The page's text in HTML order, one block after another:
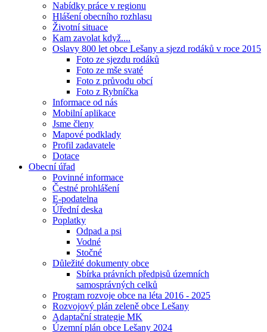
Nabídky práce v regionu
Hlášení obecního rozhlasu
Životní situace
Kam zavolat když....
Oslavy 800 let obce Lešany a sjezd rodáků v roce 2015
Foto ze sjezdu rodáků
Foto ze mše svaté
Foto z průvodu obcí
Foto z Rybníčka
Informace od nás
Mobilní aplikace
Jsme členy
Mapové podklady
Profil zadavatele
Dotace
Obecní úřad
Povinné informace
Čestné prohlášení
E-podatelna
Úřední deska
Poplatky
Odpad a psi
Vodné
Stočné
Důležité dokumenty obce
Sbírka právních předpisů územních
samosprávných celků
Program rozvoje obce na léta 2016 - 2025
Rozvojový plán zeleně obce Lešany
Adaptační strategie MK
Územní plán obce Lešany 2024